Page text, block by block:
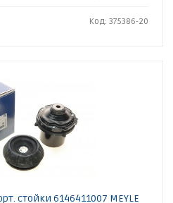
Код: 375386-20
стойки 6146411007 MEYLE